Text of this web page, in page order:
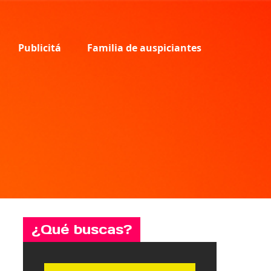
Publicitá Familia de auspiciantes
¿Qué buscas?